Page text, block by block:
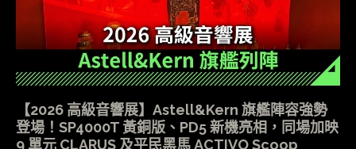
【2026 高級音響展】Astell&Kern 旗艦陣容強勢
登場！SP4000T 黃銅版、PD5 新機亮相，同場加映
9 單元 CLARUS 及平民黑馬 ACTIVO Scoop